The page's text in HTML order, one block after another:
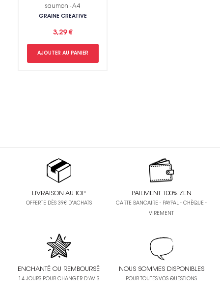
saumon - A4
GRAINE CREATIVE
3,29 €
AJOUTER AU PANIER
LIVRAISON AU TOP
OFFERTE DÈS 39€ D'ACHATS
PAIEMENT 100% ZEN
CARTE BANCAIRE - PAYPAL - CHÈQUE -
VIREMENT
ENCHANTÉ OU REMBOURSÉ
14 JOURS POUR CHANGER D'AVIS
NOUS SOMMES DISPONIBLES
POUR TOUTES VOS QUESTIONS